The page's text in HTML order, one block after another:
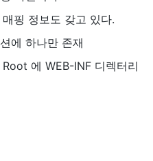
핑 정보도 갖고 있다.
에 하나만 존재
에 WEB-INF 디렉터리